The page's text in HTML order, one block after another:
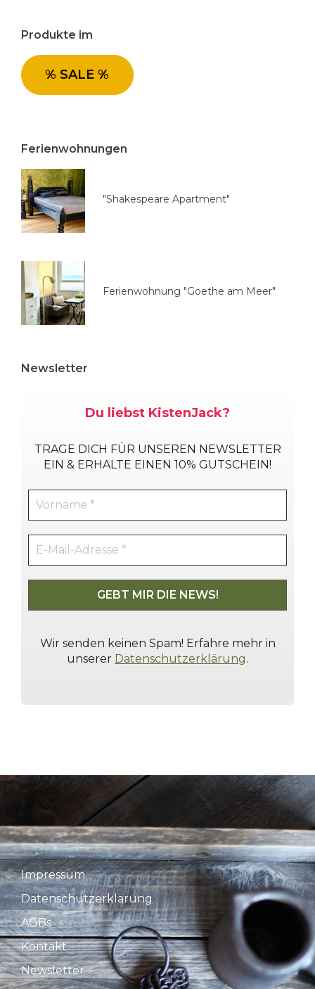
r
e
a
h
l
e
n
Produkte im
% SALE %
Ferienwohnungen
"Shakespeare Apartment"
Ferienwohnung "Goethe am Meer"
Newsletter
Du liebst KistenJack?
TRAGE DICH FÜR UNSEREN NEWSLETTER
EIN & ERHALTE EINEN 10% GUTSCHEIN!
Wir senden keinen Spam! Erfahre mehr in
unserer Datenschutzerklärung.
Impressum
Datenschutzerklärung
AGBs
Kontakt
Newsletter